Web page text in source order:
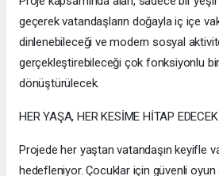
geçerek vatandaşların doğayla iç içe
dinlenebileceği ve modern sosyal
gerçekleştirebileceği çok fonksiyonlu
dönüştürülecek.
HER YAŞA, HER KESİME HİTAP EDECEK
Projede her yaştan vatandaşın keyifle
hedefleniyor. Çocuklar için güvenli oyun